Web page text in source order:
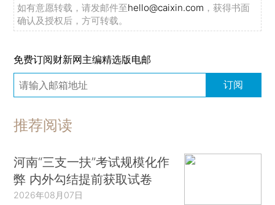
如有意愿转载，请发邮件至hello@caixin.com ，获得书面
确认及授权后，方可转载。
免费订阅财新网主编精选版电邮
订阅
推荐阅读
河南“三支一扶”考试规模化作
弊 内外勾结提前获取试卷
2026年08月07日